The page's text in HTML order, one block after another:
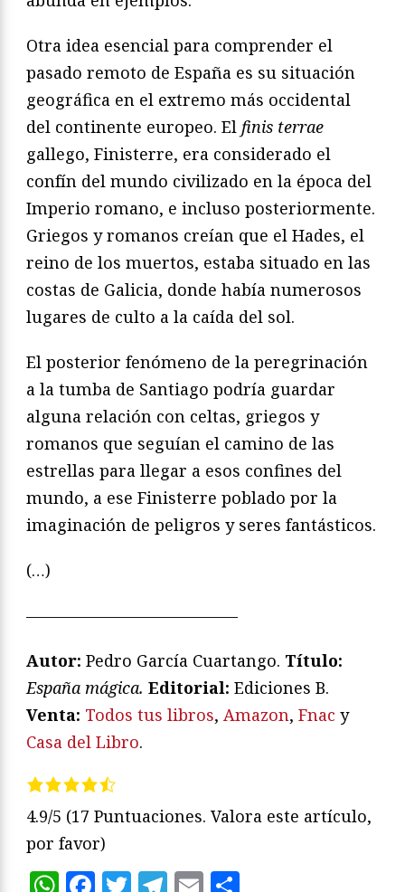
Otra idea esencial para comprender el
pasado remoto de España es su situación
geográfica en el extremo más occidental
del continente europeo. El finis terrae
gallego, Finisterre, era considerado el
confín del mundo civilizado en la época del
Imperio romano, e incluso posteriormente.
Griegos y romanos creían que el Hades, el
reino de los muertos, estaba situado en las
costas de Galicia, donde había numerosos
lugares de culto a la caída del sol.
El posterior fenómeno de la peregrinación
a la tumba de Santiago podría guardar
alguna relación con celtas, griegos y
romanos que seguían el camino de las
estrellas para llegar a esos confines del
mundo, a ese Finisterre poblado por la
imaginación de peligros y seres fantásticos.
(…)
—————————————
Autor: Pedro García Cuartango. Título:
España mágica. Editorial: Ediciones B.
Venta: Todos tus libros, Amazon, Fnac y
Casa del Libro.
4.9/5 (17 Puntuaciones. Valora este artículo,
por favor)